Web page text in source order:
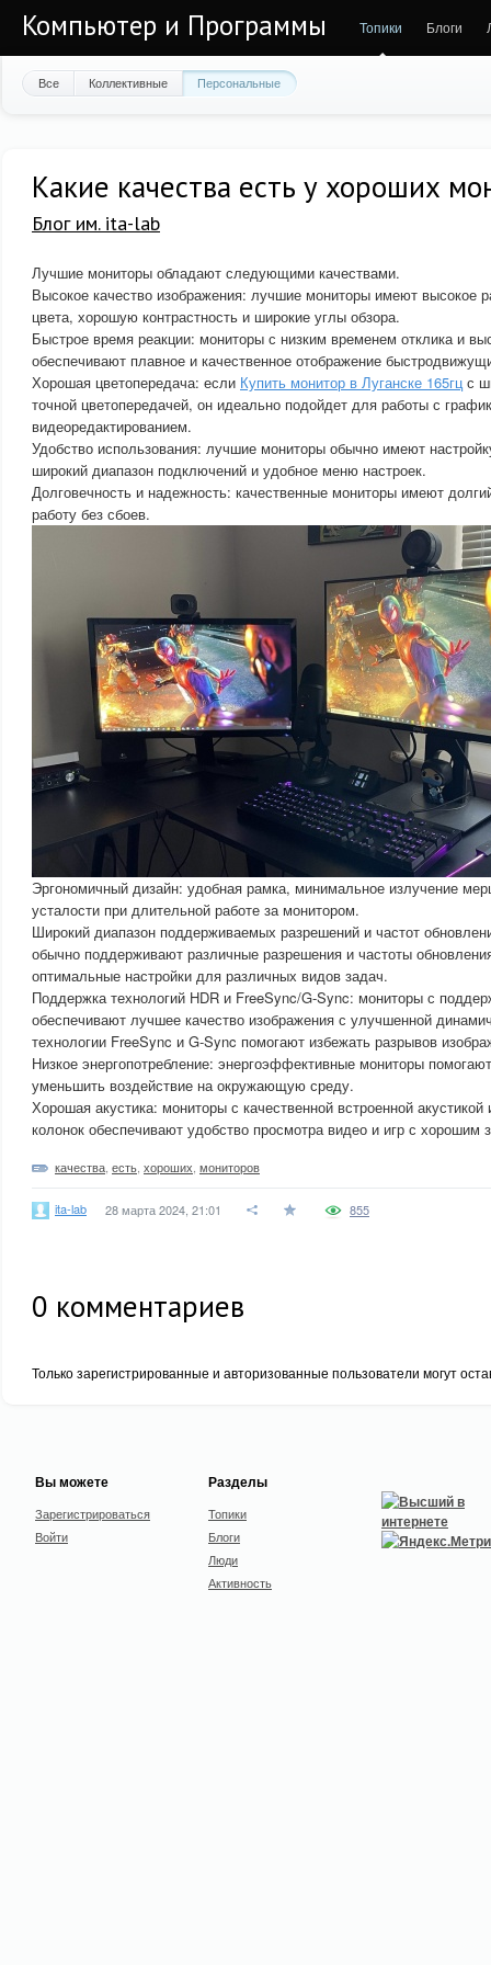
Компьютер и Программы Топики Блоги
Все Коллективные Персональные
Какие качества есть у хороших
Блог им. ita-lab
Лучшие мониторы обладают следующими качествами.
Высокое качество изображения: лучшие мониторы имеют высокое
цвета, хорошую контрастность и широкие углы обзора.
Быстрое время реакции: мониторы с низким временем отклика и
обеспечивают плавное и качественное отображение
Хорошая цветопередача: если Купить монитор в Луганске 165гц с
точной цветопередачей, он идеально подойдет для работы с
видеоредактированием.
Удобство использования: лучшие мониторы обычно имеют
широкий диапазон подключений и удобное меню настроек.
Долговечность и надежность: качественные мониторы имеют
работу без сбоев.
Эргономичный дизайн: удобная рамка, минимальное излучение
усталости при длительной работе за монитором.
Широкий диапазон поддерживаемых разрешений и частот
обычно поддерживают различные разрешения и частоты
оптимальные настройки для различных видов задач.
Поддержка технологий HDR и FreeSync/G-Sync: мониторы с
обеспечивают лучшее качество изображения с улучшенной
технологии FreeSync и G-Sync помогают избежать разрывов
Низкое энергопотребление: энергоэффективные мониторы
уменьшить воздействие на окружающую среду.
Хорошая акустика: мониторы с качественной встроенной
колонок обеспечивают удобство просмотра видео и игр с хорошим
качества есть хороших мониторов
ita-lab 28 марта 2024, 21:01 855
0 комментариев
Только зарегистрированные и авторизованные пользователи могут
Вы можете
Зарегистрироваться
Войти
Разделы
Топики
Блоги
Люди
Активность